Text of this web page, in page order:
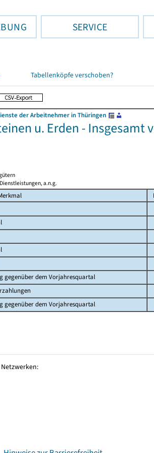
SERVICE
Tabellenköpfe verschoben?
der Arbeitnehmer in Thüringen
u. Erden -
a.n.g.
gegenüber dem Vorjahresquartal
gegenüber dem Vorjahresquartal